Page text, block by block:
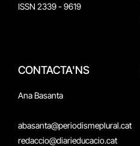
ISSN 2339 - 9619
CONTACTA'NS
Ana Basanta
abasanta@periodismeplural.cat
redaccio@diarieducacio.cat